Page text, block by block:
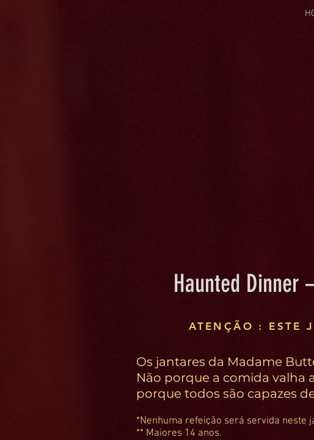
Haunted Dinner
ATENÇÃO : ESTE
Os jantares da Madame
Não porque a comida valha
porque todos são capazes
*Nenhuma refeição será servida neste
** Maiores 14 anos.